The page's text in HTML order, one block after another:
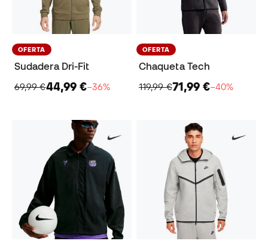
OFERTA
Sudadera Dri-Fit
69,99 €44,99 €−36%
OFERTA
Chaqueta Tech
119,99 €71,99 €−40%